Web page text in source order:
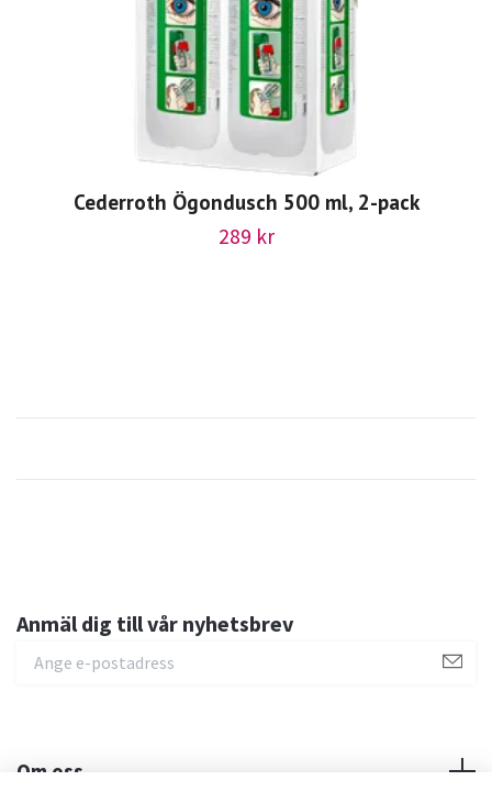
Cederroth Ögondusch 500 ml, 2-pack
289 kr
Anmäl dig till vår nyhetsbrev
Om oss